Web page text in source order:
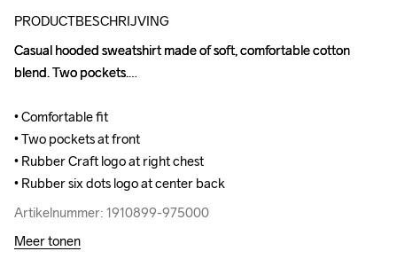
PRODUCTBESCHRIJVING
Casual hooded sweatshirt made of soft, comfortable cotton
blend. Two pockets.
• Comfortable fit
• Two pockets at front
• Rubber Craft logo at right chest
• Rubber six dots logo at center back
Artikelnummer: 1910899-975000
Casual hooded sweatshirt made of soft, comfortable cotton
blend. Two pockets.
• Comfortable fit
• Two pockets at front
• Rubber Craft logo at right chest
• Rubber six dots logo at center back
Artikelnummer: 1910899-975000
Meer tonen